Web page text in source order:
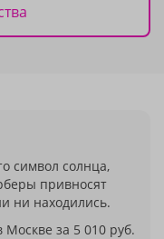
символ солнца,
привносят
ни находились.
Москве за 5 010 руб.